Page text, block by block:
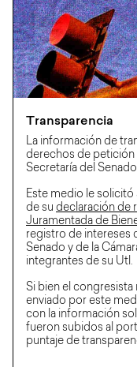
Transparencia
La información de
derechos de petición
Secretaría del
Este medio le solicitó
de su declaración de
Juramentada de
registro de intereses
Senado y de la
integrantes de su Utl.
Si bien el
enviado por este
con la información
fueron subidos al
puntaje de